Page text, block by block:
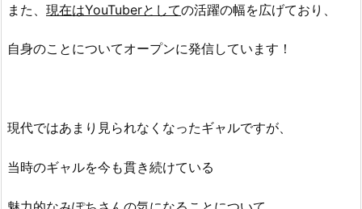
また、 現在はYouTuberとしての活躍の幅を広げており、
自身のことについてオープンに発信しています！
現代ではあまり見られなくなったギャルですが、
当時のギャルを今も貫き続けている